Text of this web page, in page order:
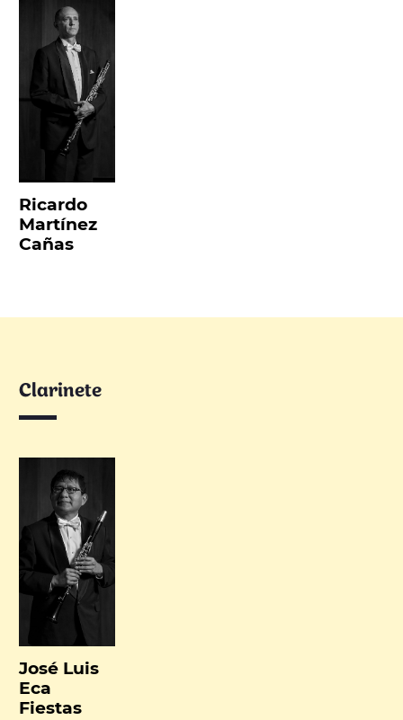
Ricardo
Martínez
Cañas
Clarinete
José Luis
Eca
Fiestas